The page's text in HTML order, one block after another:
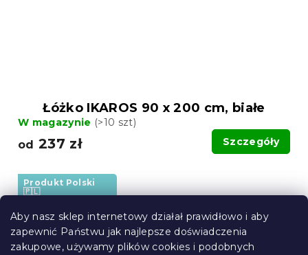
Aby nasz sklep internetowy działał prawidłowo i aby
zapewnić Państwu jak najlepsze doświadczenia
zakupowe, używamy plików cookies i podobnych
Łóżko IKAROS 90 x 200 cm, białe
W magazynie (>10 szt)
od 237 zł Szczegóły
Produkt Polski
🇵🇱